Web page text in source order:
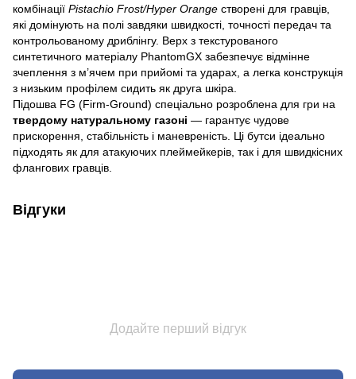
комбінації Pistachio Frost/Hyper Orange створені для гравців,
які домінують на полі завдяки швидкості, точності передач та
контрольованому дриблінгу. Верх з текстурованого
синтетичного матеріалу PhantomGX забезпечує відмінне
зчеплення з м’ячем при прийомі та ударах, а легка конструкція
з низьким профілем сидить як друга шкіра.
Підошва FG (Firm-Ground) спеціально розроблена для гри на
твердому натуральному газоні — гарантує чудове
прискорення, стабільність і маневреність. Ці бутси ідеально
підходять як для атакуючих плеймейкерів, так і для швидкісних
флангових гравців.
Відгуки
Додайте перший відгук